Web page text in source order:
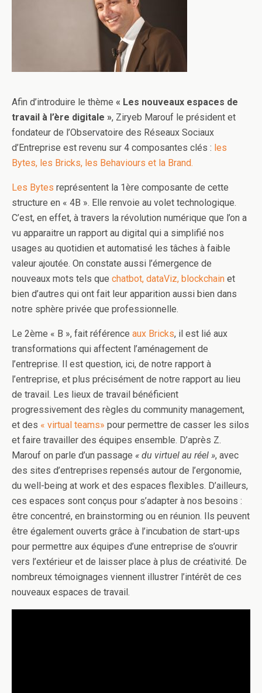
g
e
r
Afin d’introduire le thème « Les nouveaux espaces de
travail à l’ère digitale », Ziryeb Marouf le président et
fondateur de l’Observatoire des Réseaux Sociaux
d’Entreprise est revenu sur 4 composantes clés : les
Bytes, les Bricks, les Behaviours et la Brand.
Les Bytes représentent la 1ère composante de cette
structure en « 4B ». Elle renvoie au volet technologique.
C’est, en effet, à travers la révolution numérique que l’on a
vu apparaitre un rapport au digital qui a simplifié nos
usages au quotidien et automatisé les tâches à faible
valeur ajoutée. On constate aussi l’émergence de
nouveaux mots tels que chatbot, dataViz, blockchain et
bien d’autres qui ont fait leur apparition aussi bien dans
notre sphère privée que professionnelle.
Le 2ème « B », fait référence aux Bricks, il est lié aux
transformations qui affectent l’aménagement de
l’entreprise. Il est question, ici, de notre rapport à
l’entreprise, et plus précisément de notre rapport au lieu
de travail. Les lieux de travail bénéficient
progressivement des règles du community management,
et des « virtual teams» pour permettre de casser les silos
et faire travailler des équipes ensemble. D’après Z.
Marouf on parle d’un passage « du virtuel au réel », avec
des sites d’entreprises repensés autour de l’ergonomie,
du well-being at work et des espaces flexibles. D’ailleurs,
ces espaces sont conçus pour s’adapter à nos besoins :
être concentré, en brainstorming ou en réunion. Ils peuvent
être également ouverts grâce à l’incubation de start-ups
pour permettre aux équipes d’une entreprise de s’ouvrir
vers l’extérieur et de laisser place à plus de créativité. De
nombreux témoignages viennent illustrer l’intérêt de ces
nouveaux espaces de travail.